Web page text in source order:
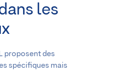
les
proposent des
spécifiques mais